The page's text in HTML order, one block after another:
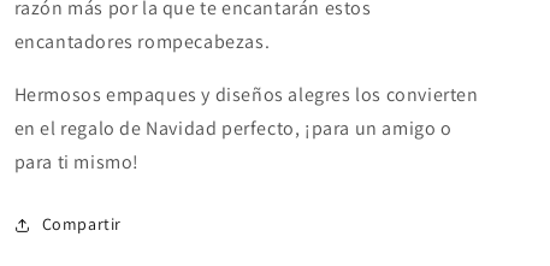
razón más por la que te encantarán estos
encantadores rompecabezas.
Hermosos empaques y diseños alegres los convierten
en el regalo de Navidad perfecto, ¡para un amigo o
para ti mismo!
Compartir